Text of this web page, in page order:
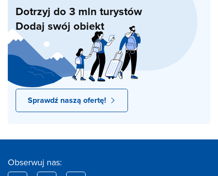
Dotrzyj do 3 mln turystów
Dodaj swój obiekt
Sprawdź naszą ofertę!
Obserwuj nas: